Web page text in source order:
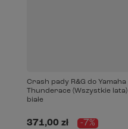
Crash pady R&G do Yamaha
Thunderace (Wszystkie lata)
białe
371,00 zł -7%